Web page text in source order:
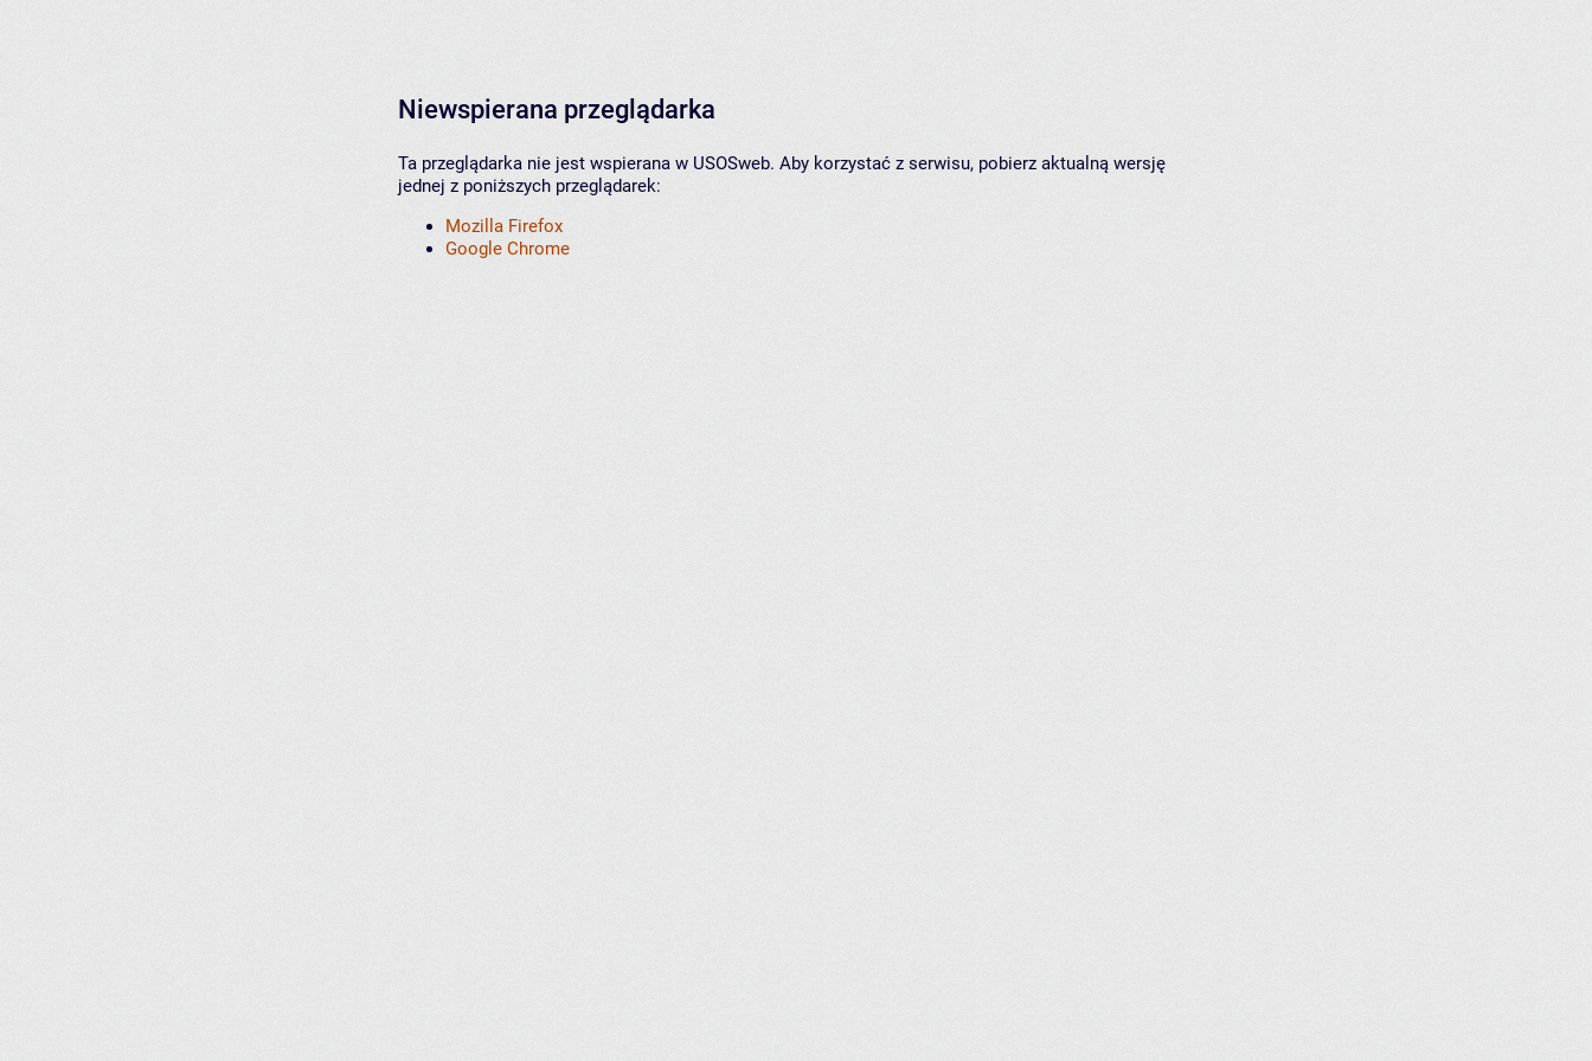
Niewspierana przeglądarka
Ta przeglądarka nie jest wspierana w USOSweb. Aby korzystać z serwisu, pobierz aktualną wersję
jednej z poniższych przeglądarek:
Mozilla Firefox
Google Chrome